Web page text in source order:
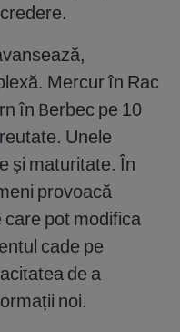
Mercur în Rac
în Berbec pe 10
Unele
și maturitate. În
provoacă
pot modifica
cade pe
de a
noi.